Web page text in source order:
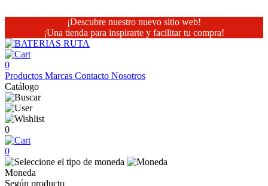
¡Descubre nuestro nuevo sitio web!
¡Una tienda para inspirarte y facilitar tu compra!
0
Productos Marcas Contacto Nosotros
Catálogo
0
0
Moneda
Según producto